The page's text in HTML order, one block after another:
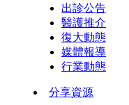
出診公告
醫護推介
復大動態
媒體報導
行業動態
分享資源